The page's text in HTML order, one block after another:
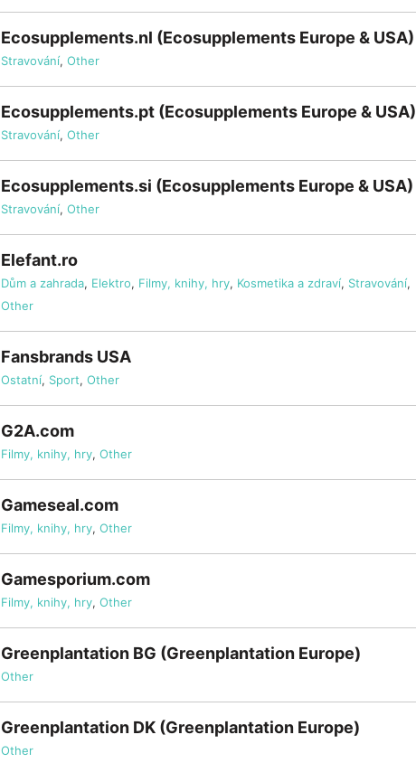
Ecosupplements.nl (Ecosupplements Europe & USA)
Stravování, Other
Ecosupplements.pt (Ecosupplements Europe & USA)
Stravování, Other
Ecosupplements.si (Ecosupplements Europe & USA)
Stravování, Other
Elefant.ro
Dům a zahrada, Elektro, Filmy, knihy, hry, Kosmetika a zdraví, Stravování,
Other
Fansbrands USA
Ostatní, Sport, Other
G2A.com
Filmy, knihy, hry, Other
Gameseal.com
Filmy, knihy, hry, Other
Gamesporium.com
Filmy, knihy, hry, Other
Greenplantation BG (Greenplantation Europe)
Other
Greenplantation DK (Greenplantation Europe)
Other